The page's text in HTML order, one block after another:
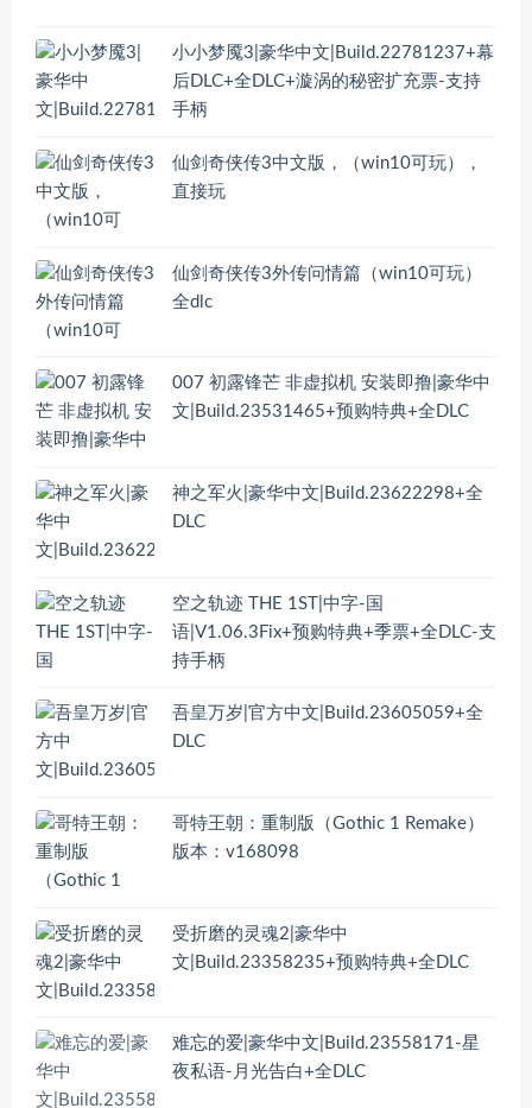
小小梦魇3|豪华中文|Build.22781237+幕
后DLC+全DLC+漩涡的秘密扩充票-支持
手柄
仙剑奇侠传3中文版，（win10可玩），
直接玩
仙剑奇侠传3外传问情篇（win10可玩）
全dlc
007 初露锋芒 非虚拟机 安装即撸|豪华中
文|Build.23531465+预购特典+全DLC
神之军火|豪华中文|Build.23622298+全
DLC
空之轨迹 THE 1ST|中字-国
语|V1.06.3Fix+预购特典+季票+全DLC-支
持手柄
吾皇万岁|官方中文|Build.23605059+全
DLC
哥特王朝：重制版（Gothic 1 Remake）
版本：v168098
受折磨的灵魂2|豪华中
文|Build.23358235+预购特典+全DLC
难忘的爱|豪华中文|Build.23558171-星
夜私语-月光告白+全DLC